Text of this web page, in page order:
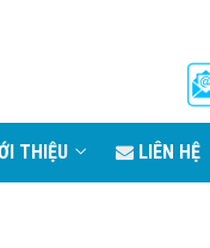
THIỆU LIÊN HỆ